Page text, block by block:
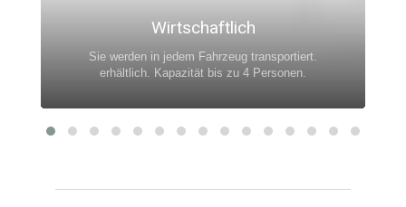
Wirtschaftlich
Sie werden in jedem Fahrzeug transportiert.
erhältlich. Kapazität bis zu 4 Personen.